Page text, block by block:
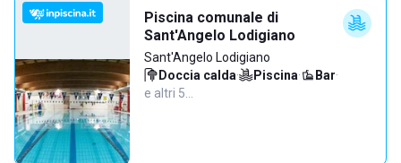
Piscina comunale di
Sant'Angelo Lodigiano
Sant'Angelo Lodigiano
Doccia calda· Piscina· Bar·
e altri 5…